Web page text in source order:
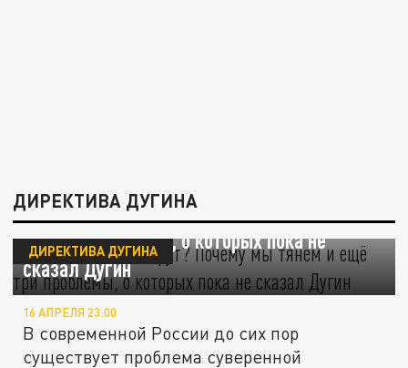
ДИРЕКТИВА ДУГИНА
Путину всё-таки врут? Почему мы тянем и
ещё три проблемы, о которых пока не
сказал Дугин
ДИРЕКТИВА ДУГИНА
16 АПРЕЛЯ 23:00
В современной России до сих пор
существует проблема суверенной